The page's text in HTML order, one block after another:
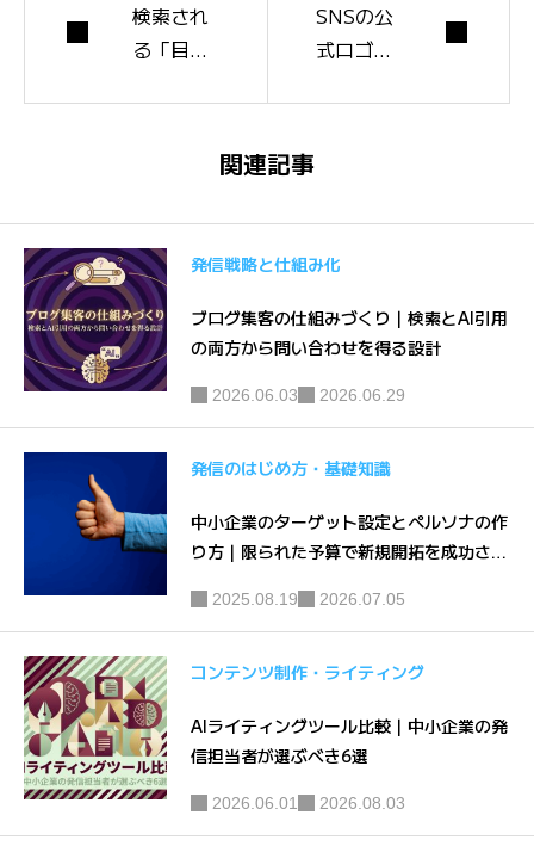
検索され
る「目的
のSEO事
例｜中小
企業がニ
ッチKW
を1つず
つ取る発
SNSの公
式ロゴ・
が押さえ
約
関連記事
発信戦略と仕組み化
ブログ集客の仕組みづくり｜検索とAI引用
の両方から問い合わせを得る設計
2026.06.03 2026.06.29
発信のはじめ方・基礎知識
中小企業のターゲット設定とペルソナの作
り方｜限られた予算で新規開拓を成功させ
2025.08.19 2026.07.05
コンテンツ制作・ライティング
AIライティングツール比較｜中小企業の発
信担当者が選ぶべき6選
2026.06.01 2026.08.03